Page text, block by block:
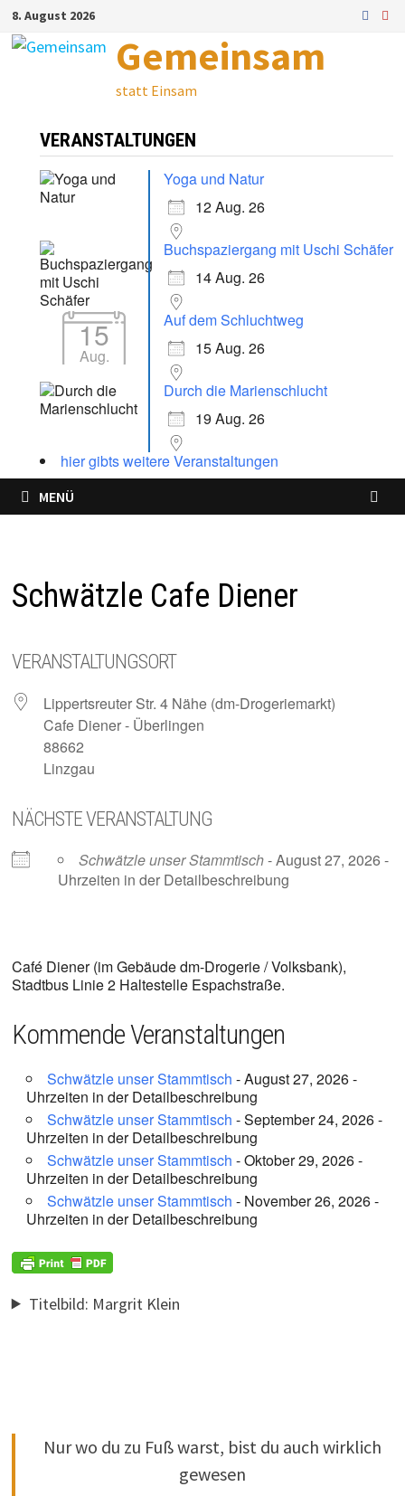
Zum
Inhalt
8. August 2026
Gemeinsam
statt Einsam
VERANSTALTUNGEN
Yoga und Natur
12 Aug. 26
Buchspaziergang mit Uschi Schäfer
14 Aug. 26
15
Aug.
Auf dem Schluchtweg
15 Aug. 26
Durch die Marienschlucht
19 Aug. 26
hier gibts weitere Veranstaltungen
MENÜ
Schwätzle Cafe Diener
VERANSTALTUNGSORT
Lippertsreuter Str. 4 Nähe (dm-Drogeriemarkt)
Cafe Diener - Überlingen
88662
Linzgau
NÄCHSTE VERANSTALTUNG
Schwätzle unser Stammtisch- August 27, 2026 -
Uhrzeiten in der Detailbeschreibung
Café Diener (im Gebäude dm-Drogerie / Volksbank),
Stadtbus Linie 2 Haltestelle Espachstraße.
Kommende Veranstaltungen
Schwätzle unser Stammtisch - August 27, 2026 -
Uhrzeiten in der Detailbeschreibung
Schwätzle unser Stammtisch - September 24, 2026 -
Uhrzeiten in der Detailbeschreibung
Schwätzle unser Stammtisch - Oktober 29, 2026 -
Uhrzeiten in der Detailbeschreibung
Schwätzle unser Stammtisch - November 26, 2026 -
Uhrzeiten in der Detailbeschreibung
Titelbild: Margrit Klein
Nur wo du zu Fuß warst, bist du auch wirklich
gewesen